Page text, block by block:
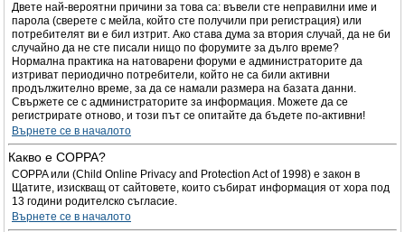
Двете най-вероятни причини за това са: въвели сте неправилни име и
парола (сверете с мейла, който сте получили при регистрация) или
потребителят ви е бил изтрит. Ако става дума за втория случай, да не би
случайно да не сте писали нищо по форумите за дълго време?
Нормална практика на натоварени форуми е администраторите да
изтриват периодично потребители, който не са били активни
продължително време, за да се намали размера на базата данни.
Свържете се с администраторите за информация. Можете да се
регистрирате отново, и този път се опитайте да бъдете по-активни!
Върнете се в началото
Какво е COPPA?
COPPA или (Child Online Privacy and Protection Act of 1998) е закон в
Щатите, изискващ от сайтовете, които събират информация от хора под
13 години родителско съгласие.
Върнете се в началото